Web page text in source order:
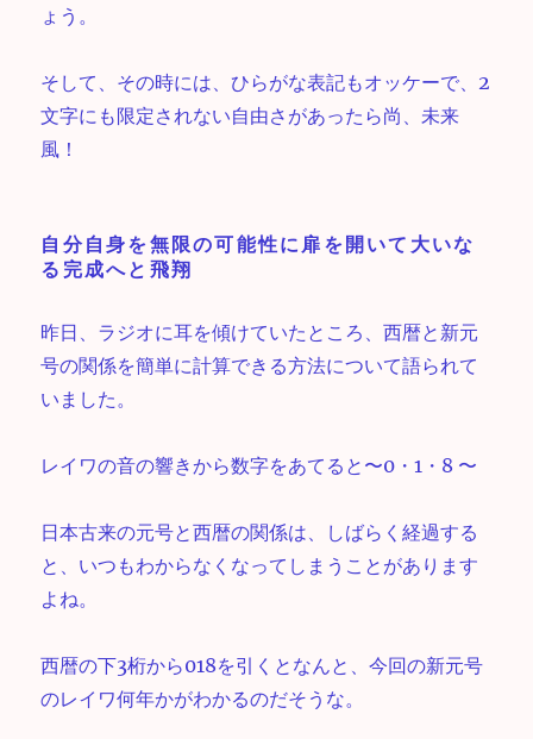
ょう。
そして、その時には、ひらがな表記もオッケーで、2
文字にも限定されない自由さがあったら尚、未来
風！
自分自身を無限の可能性に扉を開いて大いな
る完成へと飛翔
昨日、ラジオに耳を傾けていたところ、西暦と新元
号の関係を簡単に計算できる方法について語られて
いました。
レイワの音の響きから数字をあてると〜0・1・8 〜
日本古来の元号と西暦の関係は、しばらく経過する
と、いつもわからなくなってしまうことがあります
よね。
西暦の下3桁から018を引くとなんと、今回の新元号
のレイワ何年かがわかるのだそうな。